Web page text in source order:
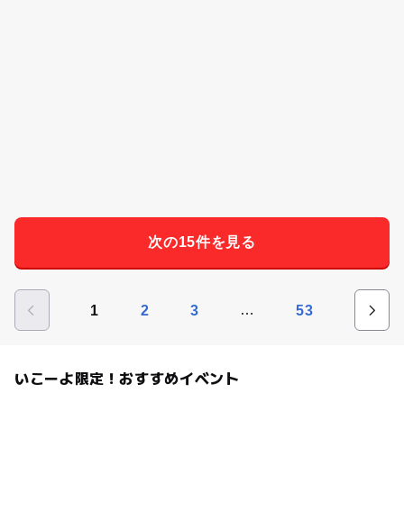
次の15件を見る
1 2 3 … 53
いこーよ限定！おすすめイベント